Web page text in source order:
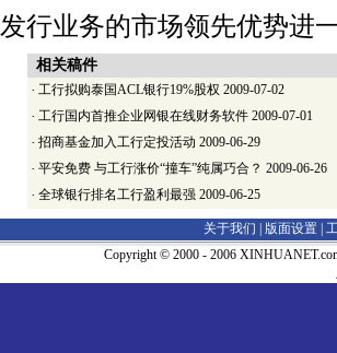
发行业务的市场领先优势进
相关稿件
· 工行拟购泰国ACL银行19%股权 2009-07-02
· 工行国内首推企业网银在线财务软件 2009-07-01
· 招商基金加入工行定投活动 2009-06-29
· 平安免费 与工行涨价“撞车”纯属巧合？ 2009-06-26
· 全球银行排名工行盈利最强 2009-06-25
关于我们 | 版面设置
Copyright © 2000 - 2006